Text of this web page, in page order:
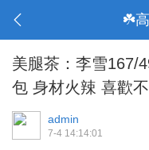
☘️
美腿茶：李雪167/
包 身材火辣 喜歡
admin
7-4 14:14:01